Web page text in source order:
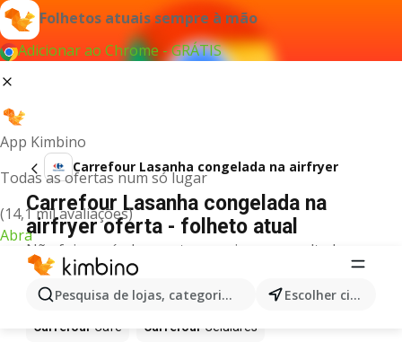
Folhetos atuais sempre à mão
Adicionar ao Chrome - GRÁTIS
App Kimbino
Todas as ofertas num só lugar
(14,1 mil avaliações)
Abra
Pesquisa de lojas, categorias,produtos... Escolher cidade
Carrefour Lasanha congelada na airfryer
Carrefour Lasanha congelada na
airfryer oferta - folheto atual
Não foi possível encontrar quaisquer resultados
para este termo.
Mais produtos em Carrefour
Carrefour Café Carrefour Celulares